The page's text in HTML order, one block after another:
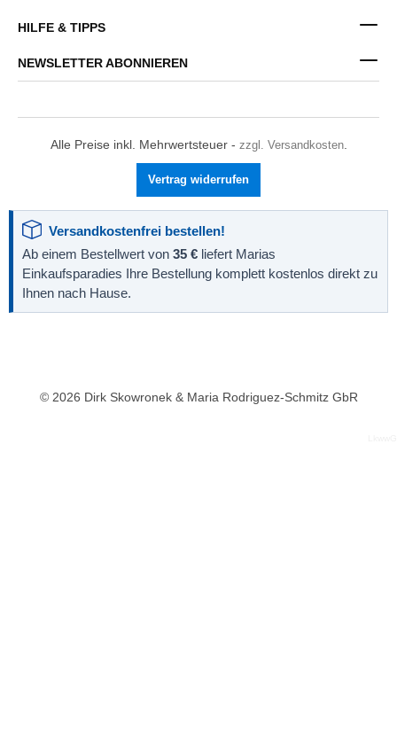
HILFE & TIPPS
NEWSLETTER ABONNIEREN
Alle Preise inkl. Mehrwertsteuer - zzgl. Versandkosten.
Vertrag widerrufen
Versandkostenfrei bestellen!
Ab einem Bestellwert von 35 € liefert Marias
Einkaufsparadies Ihre Bestellung komplett kostenlos direkt zu
Ihnen nach Hause.
© 2026 Dirk Skowronek & Maria Rodriguez-Schmitz GbR